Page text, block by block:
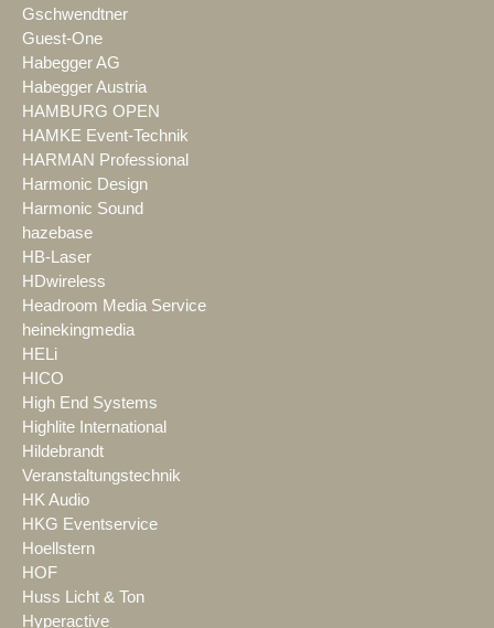
Gschwendtner
Guest-One
Habegger AG
Habegger Austria
HAMBURG OPEN
HAMKE Event-Technik
HARMAN Professional
Harmonic Design
Harmonic Sound
hazebase
HB-Laser
HDwireless
Headroom Media Service
heinekingmedia
HELi
HICO
High End Systems
Highlite International
Hildebrandt
Veranstaltungstechnik
HK Audio
HKG Eventservice
Hoellstern
HOF
Huss Licht & Ton
Hyperactive